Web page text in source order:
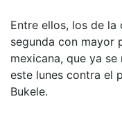
Entre ellos, los de la
segunda con mayor
mexicana, que ya
este lunes contra el
Bukele.